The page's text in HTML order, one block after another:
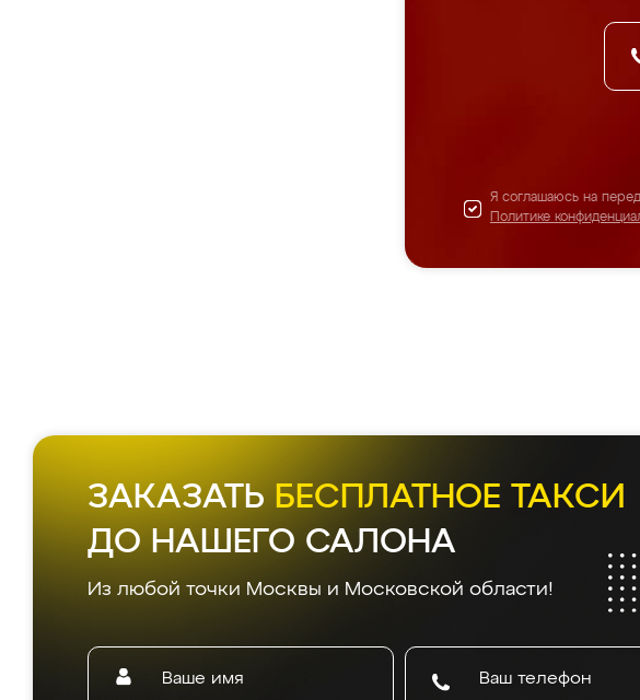
Я соглашаюсь на
Политике
ЗАКАЗАТЬ БЕСПЛАТНОЕ ТАКСИ
ДО НАШЕГО САЛОНА
Из любой точки Москвы и Московской области!